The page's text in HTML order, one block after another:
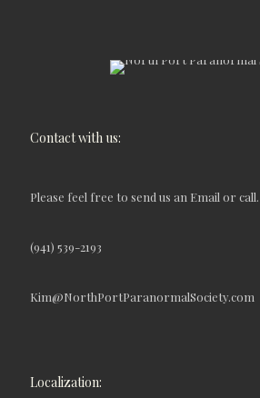
Contact with us:
Please feel free to send us an Email or call.
(941) 539-2193
Kim@NorthPortParanormalSociety.com
Localization: